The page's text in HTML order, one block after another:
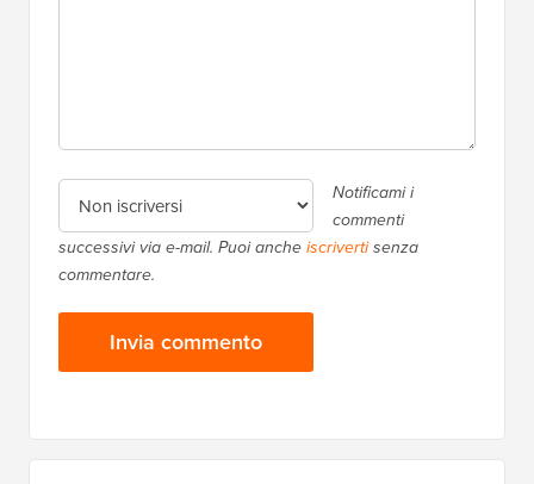
Notificami i
commenti
successivi via e-mail. Puoi ancheiscrivertisenza
commentare.